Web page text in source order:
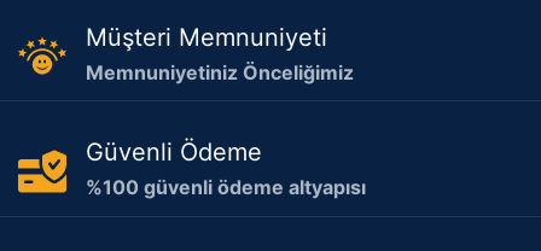
Müşteri Memnuniyeti
Memnuniyetiniz Önceliğimiz
Güvenli Ödeme
%100 güvenli ödeme altyapısı